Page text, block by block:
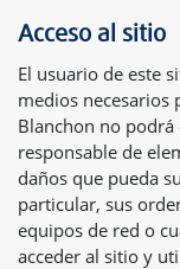
Acceso al sitio
El usuario de este
medios necesarios
Blanchon no podrá
responsable de
daños que pueda
particular, sus
equipos de red o
acceder al sitio y